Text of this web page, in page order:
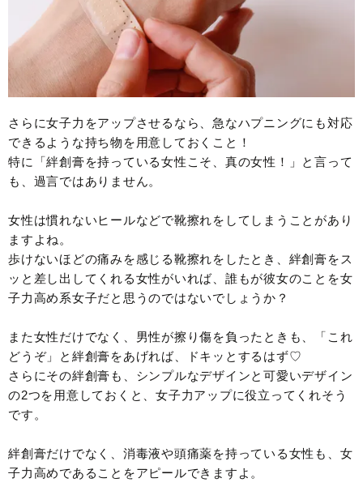
さらに女子力をアップさせるなら、急なハプニングにも対応
できるような持ち物を用意しておくこと！
特に「絆創膏を持っている女性こそ、真の女性！」と言って
も、過言ではありません。
女性は慣れないヒールなどで靴擦れをしてしまうことがあり
ますよね。
歩けないほどの痛みを感じる靴擦れをしたとき、絆創膏をス
ッと差し出してくれる女性がいれば、誰もが彼女のことを女
子力高め系女子だと思うのではないでしょうか？
また女性だけでなく、男性が擦り傷を負ったときも、「これ
どうぞ」と絆創膏をあげれば、ドキッとするはず♡
さらにその絆創膏も、シンプルなデザインと可愛いデザイン
の2つを用意しておくと、女子力アップに役立ってくれそう
です。
絆創膏だけでなく、消毒液や頭痛薬を持っている女性も、女
子力高めであることをアピールできますよ。